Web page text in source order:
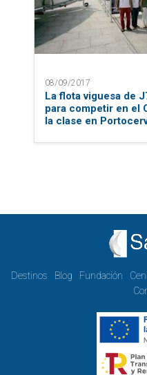
08/09/2017
La flota viguesa de
para competir en el
la clase en
Destinos Blog Fundación